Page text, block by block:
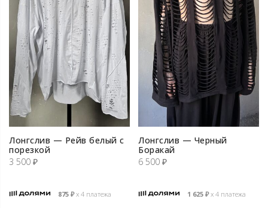
Лонгслив — Рейв белый с
порезкой
3 500 ₽
875 ₽х 4 платежа
Лонгслив — Черный
Боракай
6 500 ₽
1 625 ₽х 4 платежа